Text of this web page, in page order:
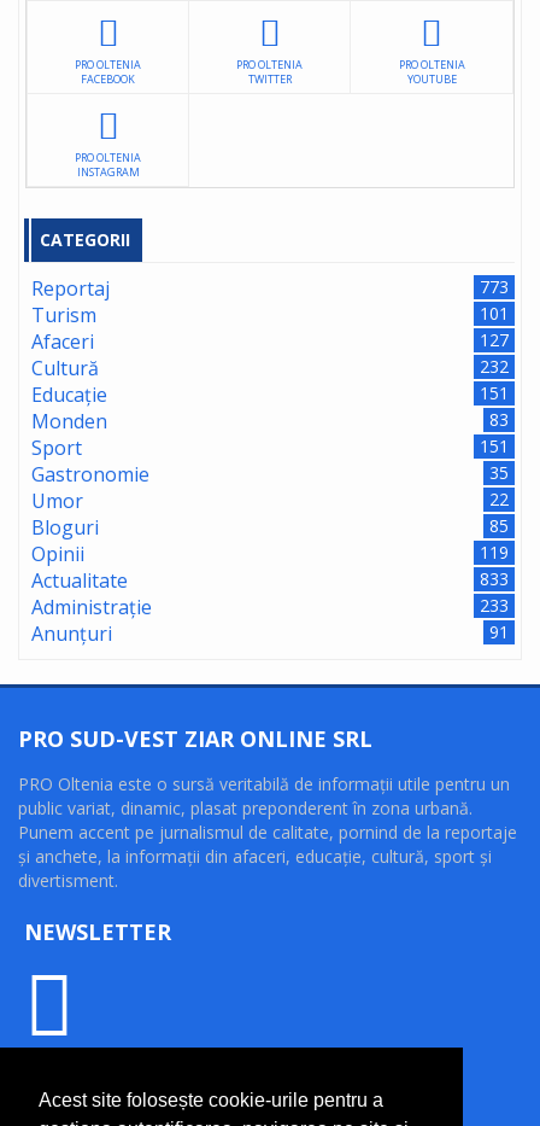
Acest site folosește cookie-urile pentru a
PRO OLTENIA
FACEBOOK
PRO OLTENIA
TWITTER
PRO OLTENIA
YOUTUBE
PRO OLTENIA
INSTAGRAM
CATEGORII
Reportaj 773
Turism 101
Afaceri 127
Cultură 232
Educație 151
Monden 83
Sport 151
Gastronomie 35
Umor 22
Bloguri 85
Opinii 119
Actualitate 833
Administrație 233
Anunțuri 91
PRO SUD-VEST ZIAR ONLINE SRL
PRO Oltenia este o sursă veritabilă de informaţii utile pentru un
public variat, dinamic, plasat preponderent în zona urbană.
Punem accent pe jurnalismul de calitate, pornind de la reportaje
şi anchete, la informaţii din afaceri, educaţie, cultură, sport şi
divertisment.
NEWSLETTER